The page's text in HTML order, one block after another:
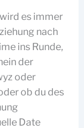
es immer
nach
ins Runde,
der
oder
ob du des
Date